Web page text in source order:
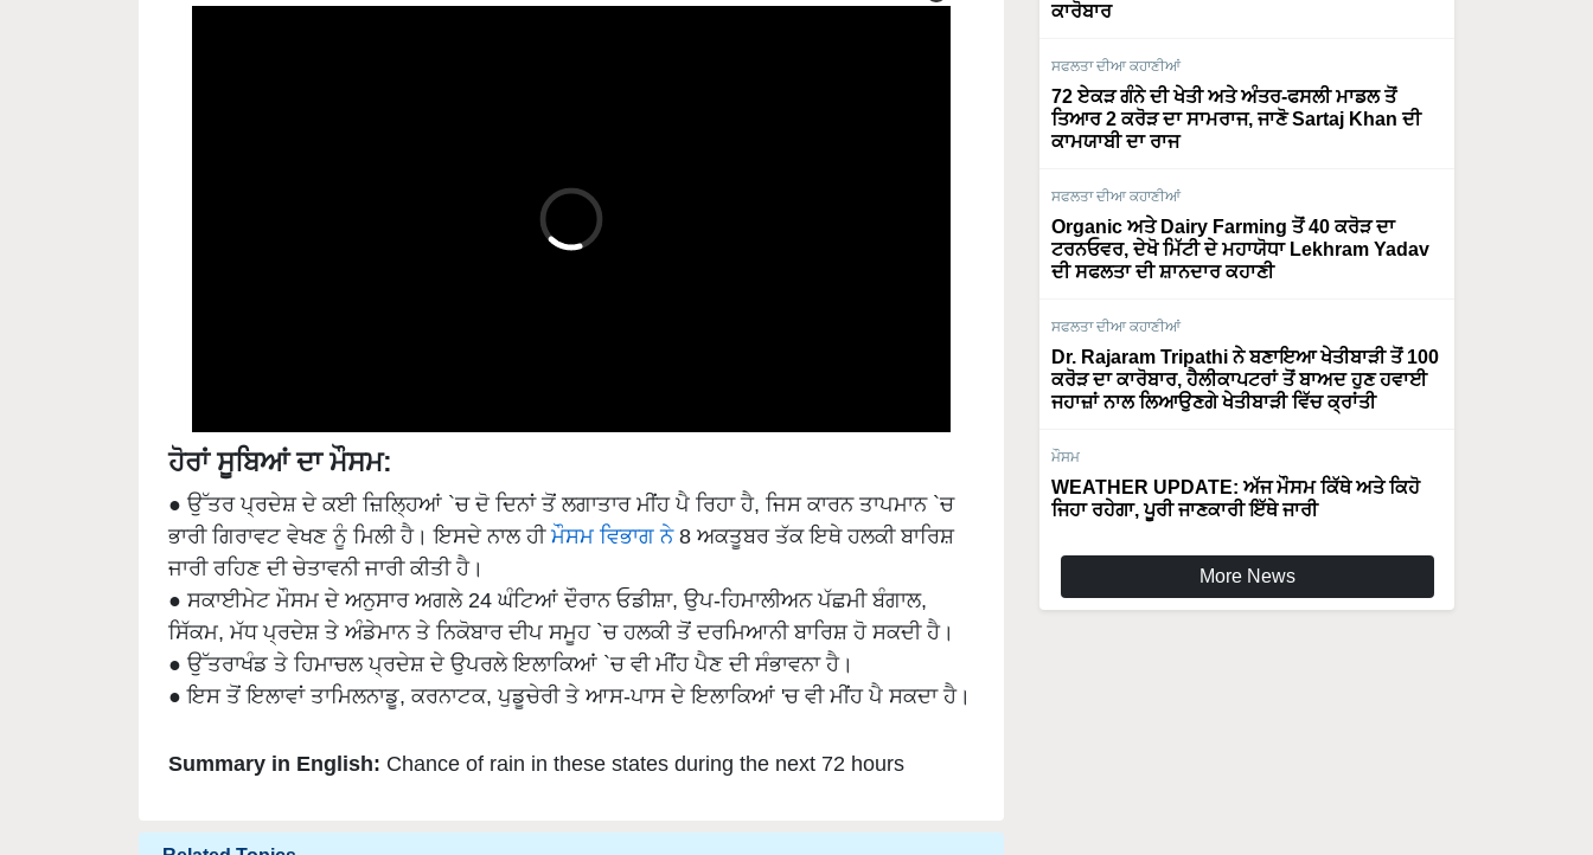
● ਉੱਤਰ ਪ੍ਰਦੇਸ਼ ਦੇ ਕਈ ਜ਼ਿਲ੍ਹਿਆਂ `ਚ ਦੋ ਦਿਨਾਂ ਤੋਂ ਲਗਾਤਾਰ ਮੀਂਹ ਪੈ ਰਿਹਾ ਹੈ, ਜਿਸ ਕਾਰਨ ਤਾਪਮਾਨ `ਚ
ਭਾਰੀ ਗਿਰਾਵਟ ਵੇਖਣ ਨੂੰ ਮਿਲੀ ਹੈ। ਇਸਦੇ ਨਾਲ ਹੀਮੌਸਮ ਵਿਭਾਗ ਨੇ8 ਅਕਤੂਬਰ ਤੱਕ ਇਥੇ ਹਲਕੀ ਬਾਰਿਸ਼
ਜਾਰੀ ਰਹਿਣ ਦੀ ਚੇਤਾਵਨੀ ਜਾਰੀ ਕੀਤੀ ਹੈ।
● ਸਕਾਈਮੇਟ ਮੌਸਮ ਦੇ ਅਨੁਸਾਰ ਅਗਲੇ 24 ਘੰਟਿਆਂ ਦੌਰਾਨ ਓਡੀਸ਼ਾ, ਉਪ-ਹਿਮਾਲੀਅਨ ਪੱਛਮੀ ਬੰਗਾਲ,
ਸਿੱਕਮ, ਮੱਧ ਪ੍ਰਦੇਸ਼ ਤੇ ਅੰਡੇਮਾਨ ਤੇ ਨਿਕੋਬਾਰ ਦੀਪ ਸਮੂਹ `ਚ ਹਲਕੀ ਤੋਂ ਦਰਮਿਆਨੀ ਬਾਰਿਸ਼ ਹੋ ਸਕਦੀ ਹੈ।
● ਉੱਤਰਾਖੰਡ ਤੇ ਹਿਮਾਚਲ ਪ੍ਰਦੇਸ਼ ਦੇ ਉਪਰਲੇ ਇਲਾਕਿਆਂ `ਚ ਵੀ ਮੀਂਹ ਪੈਣ ਦੀ ਸੰਭਾਵਨਾ ਹੈ।
● ਇਸ ਤੋਂ ਇਲਾਵਾਂ ਤਾਮਿਲਨਾਡੂ, ਕਰਨਾਟਕ, ਪੁਡੂਚੇਰੀ ਤੇ ਆਸ-ਪਾਸ ਦੇ ਇਲਾਕਿਆਂ 'ਚ ਵੀ ਮੀਂਹ ਪੈ ਸਕਦਾ ਹੈ।
ਕਾਰੋਬਾਰ
ਸਫਲਤਾ ਦੀਆ ਕਹਾਣੀਆਂ
72 ਏਕੜ ਗੰਨੇ ਦੀ ਖੇਤੀ ਅਤੇ ਅੰਤਰ-ਫਸਲੀ ਮਾਡਲ ਤੋਂ
ਤਿਆਰ 2 ਕਰੋੜ ਦਾ ਸਾਮਰਾਜ, ਜਾਣੋ Sartaj Khan ਦੀ
ਕਾਮਯਾਬੀ ਦਾ ਰਾਜ
ਸਫਲਤਾ ਦੀਆ ਕਹਾਣੀਆਂ
Organic ਅਤੇ Dairy Farming ਤੋਂ 40 ਕਰੋੜ ਦਾ
ਟਰਨਓਵਰ, ਦੇਖੋ ਮਿੱਟੀ ਦੇ ਮਹਾਯੋਧਾ Lekhram Yadav
ਦੀ ਸਫਲਤਾ ਦੀ ਸ਼ਾਨਦਾਰ ਕਹਾਣੀ
ਸਫਲਤਾ ਦੀਆ ਕਹਾਣੀਆਂ
Dr. Rajaram Tripathi ਨੇ ਬਣਾਇਆ ਖੇਤੀਬਾੜੀ ਤੋਂ 100
ਕਰੋੜ ਦਾ ਕਾਰੋਬਾਰ, ਹੈਲੀਕਾਪਟਰਾਂ ਤੋਂ ਬਾਅਦ ਹੁਣ ਹਵਾਈ
ਜਹਾਜ਼ਾਂ ਨਾਲ ਲਿਆਉਣਗੇ ਖੇਤੀਬਾੜੀ ਵਿੱਚ ਕ੍ਰਾਂਤੀ
ਮੌਸਮ
WEATHER UPDATE: ਅੱਜ ਮੌਸਮ ਕਿੱਥੇ ਅਤੇ ਕਿਹੋ
ਜਿਹਾ ਰਹੇਗਾ, ਪੂਰੀ ਜਾਣਕਾਰੀ ਇੱਥੇ ਜਾਰੀ
More News